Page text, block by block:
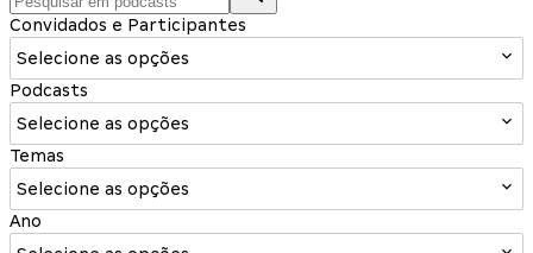
Convidados e Participantes
Selecione as opções
Podcasts
Selecione as opções
Temas
Selecione as opções
Ano